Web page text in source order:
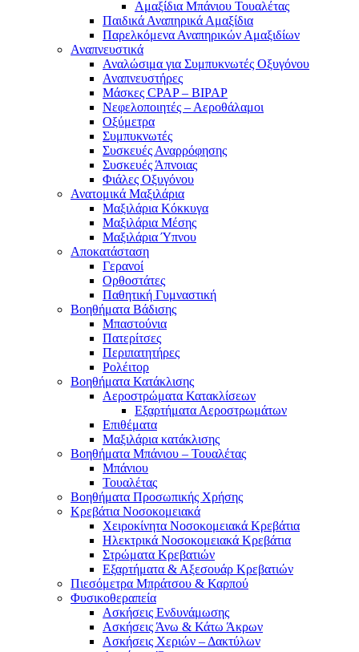
Αμαξίδια Μπάνιου Τουαλέτας
Παιδικά Αναπηρικά Αμαξίδια
Παρελκόμενα Αναπηρικών Αμαξιδίων
Αναπνευστικά
Αναλώσιμα για Συμπυκνωτές Οξυγόνου
Αναπνευστήρες
Μάσκες CPAP – BIPAP
Νεφελοποιητές – Αεροθάλαμοι
Οξύμετρα
Συμπυκνωτές
Συσκευές Αναρρόφησης
Συσκευές Άπνοιας
Φιάλες Οξυγόνου
Ανατομικά Μαξιλάρια
Μαξιλάρια Κόκκυγα
Μαξιλάρια Μέσης
Μαξιλάρια Ύπνου
Αποκατάσταση
Γερανοί
Ορθοστάτες
Παθητική Γυμναστική
Βοηθήματα Βάδισης
Μπαστούνια
Πατερίτσες
Περιπατητήρες
Ρολέιτορ
Βοηθήματα Κατάκλισης
Αεροστρώματα Κατακλίσεων
Εξαρτήματα Αεροστρωμάτων
Επιθέματα
Μαξιλάρια κατάκλισης
Βοηθήματα Μπάνιου – Τουαλέτας
Μπάνιου
Τουαλέτας
Βοηθήματα Προσωπικής Χρήσης
Κρεβάτια Νοσοκομειακά
Χειροκίνητα Νοσοκομειακά Κρεβάτια
Ηλεκτρικά Νοσοκομειακά Κρεβάτια
Στρώματα Κρεβατιών
Εξαρτήματα & Αξεσουάρ Κρεβατιών
Πιεσόμετρα Μπράτσου & Καρπού
Φυσικοθεραπεία
Ασκήσεις Ενδυνάμωσης
Ασκήσεις Άνω & Κάτω Άκρων
Ασκήσεις Χεριών – Δακτύλων